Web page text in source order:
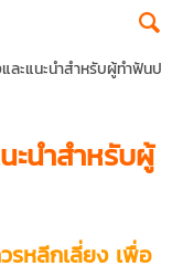
ละแนะนำสำหรับผู้ทำฟันป
ะนำสำหรับผู้
รหลีกเลี่ยง เพื่อ